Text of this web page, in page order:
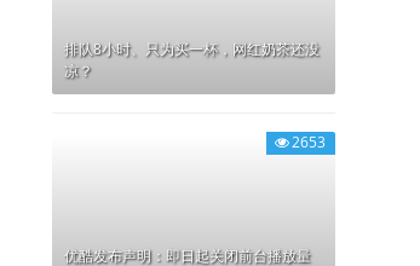
排队8小时、只为买一杯，网红奶茶还没
凉？
2653
优酷发布声明：即日起关闭前台播放量